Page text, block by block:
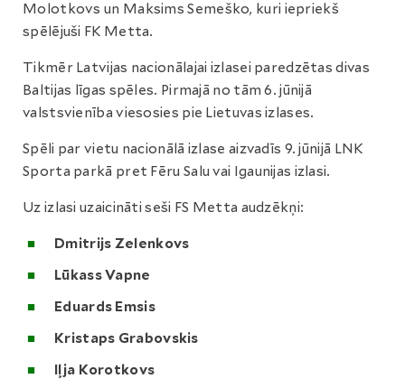
Molotkovs un Maksims Semeško, kuri iepriekš
spēlējuši FK Metta.
Tikmēr Latvijas nacionālajai izlasei paredzētas divas
Baltijas līgas spēles. Pirmajā no tām 6. jūnijā
valstsvienība viesosies pie Lietuvas izlases.
Spēli par vietu nacionālā izlase aizvadīs 9. jūnijā LNK
Sporta parkā pret Fēru Salu vai Igaunijas izlasi.
Uz izlasi uzaicināti seši FS Metta audzēkņi:
Dmitrijs Zelenkovs
Lūkass Vapne
Eduards Emsis
Kristaps Grabovskis
Iļja Korotkovs